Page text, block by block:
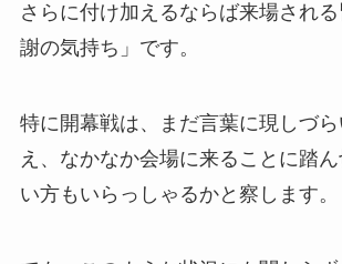
さらに付け加えるならば来場され
謝の気持ち」です。
特に開幕戦は、まだ言葉に現しづ
え、なかなか会場に来ることに踏
い方もいらっしゃるかと察します。